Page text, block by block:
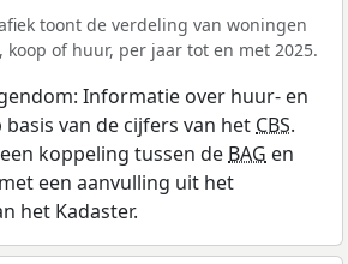
toont de verdeling van woningen
of huur, per jaar tot en met 2025.
Informatie over huur- en
van de cijfers van het CBS.
koppeling tussen de BAG en
een aanvulling uit het
het Kadaster.